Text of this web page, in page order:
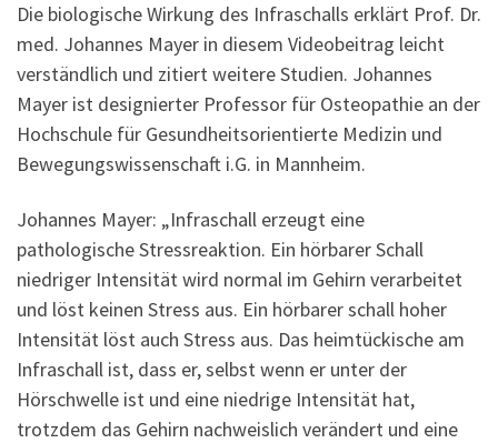
Die biologische Wirkung des Infraschalls erklärt Prof. Dr.
med. Johannes Mayer in diesem Videobeitrag leicht
verständlich und zitiert weitere Studien. Johannes
Mayer ist designierter Professor für Osteopathie an der
Hochschule für Gesundheitsorientierte Medizin und
Bewegungswissenschaft i.G. in Mannheim.
Johannes Mayer: „Infraschall erzeugt eine
pathologische Stressreaktion. Ein hörbarer Schall
niedriger Intensität wird normal im Gehirn verarbeitet
und löst keinen Stress aus. Ein hörbarer schall hoher
Intensität löst auch Stress aus. Das heimtückische am
Infraschall ist, dass er, selbst wenn er unter der
Hörschwelle ist und eine niedrige Intensität hat,
trotzdem das Gehirn nachweislich verändert und eine